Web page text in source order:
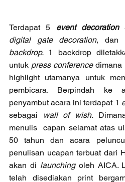
Terdapat 5 event decoration
digital gate decoration, dan
backdrop. 1 backdrop
untuk press conference dimana
highlight utamanya untuk
pembicara. Berpindah ke
penyambut acara ini terdapat 1
sebagai wall of wish.
menulis  capan selamat atas
50 tahun dan acara
penulisan ucapan terbuat dari
akan di launching oleh AICA.
telah disediakan print